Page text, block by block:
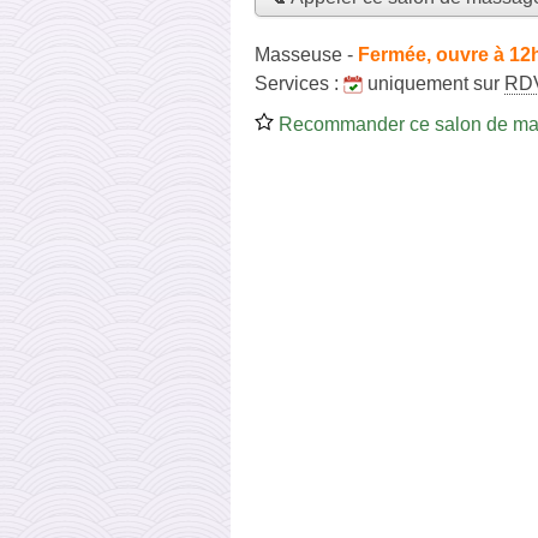
Masseuse - Fermée, ouvre à
Services :
uniquement sur
Recommander ce salon de